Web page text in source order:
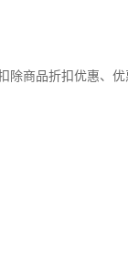
商品折扣优惠、优